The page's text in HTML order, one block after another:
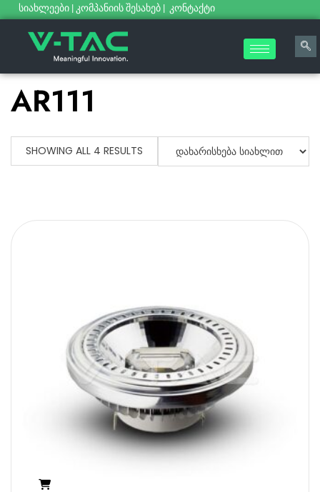
სიახლეები | კომპანიის შესახებ | კონტაქტი
AR111
SHOWING ALL 4 RESULTS